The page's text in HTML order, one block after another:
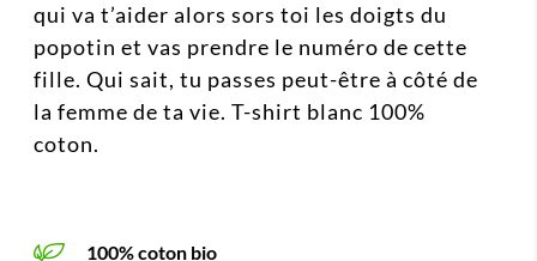
qui va t’aider alors sors toi les doigts du
popotin et vas prendre le numéro de cette
fille. Qui sait, tu passes peut-être à côté de
la femme de ta vie. T-shirt blanc 100%
coton.
100% coton bio